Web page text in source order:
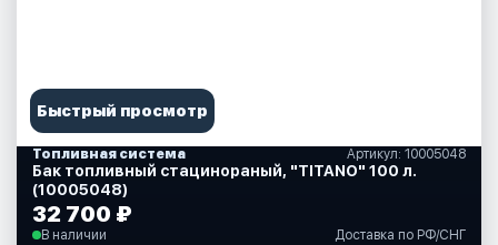
Быстрый просмотр
Топливная система Артикул: 10005048
Бак топливный стацинораный, "TITANO" 100 л.
(10005048)
32 700 ₽
В наличии Доставка по РФ/СНГ